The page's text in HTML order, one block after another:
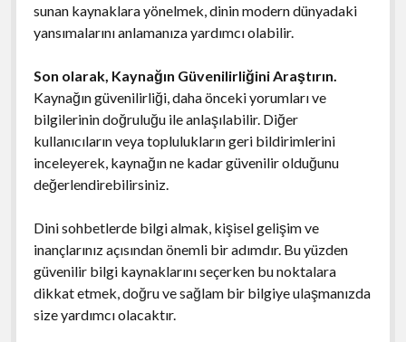
sunan kaynaklara yönelmek, dinin modern dünyadaki
yansımalarını anlamanıza yardımcı olabilir.
Son olarak, Kaynağın Güvenilirliğini Araştırın.
Kaynağın güvenilirliği, daha önceki yorumları ve
bilgilerinin doğruluğu ile anlaşılabilir. Diğer
kullanıcıların veya toplulukların geri bildirimlerini
inceleyerek, kaynağın ne kadar güvenilir olduğunu
değerlendirebilirsiniz.
Dini sohbetlerde bilgi almak, kişisel gelişim ve
inançlarınız açısından önemli bir adımdır. Bu yüzden
güvenilir bilgi kaynaklarını seçerken bu noktalara
dikkat etmek, doğru ve sağlam bir bilgiye ulaşmanızda
size yardımcı olacaktır.